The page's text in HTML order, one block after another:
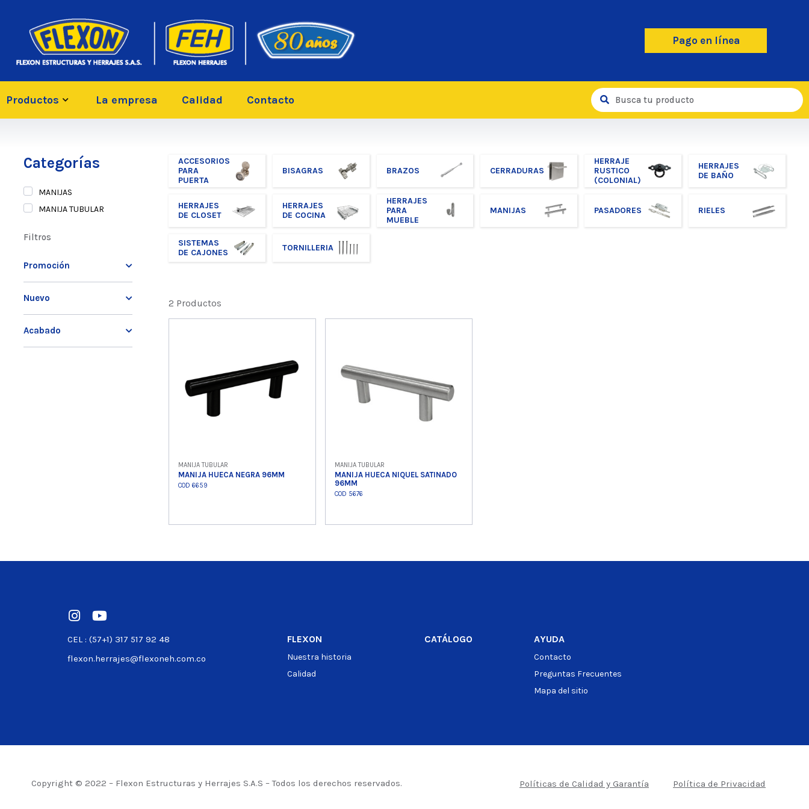
Pago en línea
Productos La empresa Calidad Contacto
Categorías
MANIJAS
MANIJA TUBULAR
Filtros
Promoción
Nuevo
Acabado
ACCESORIOS
PARA
PUERTA
BISAGRAS BRAZOS CERRADURAS
HERRAJE
RUSTICO
(COLONIAL)
HERRAJES
DE BAÑO
HERRAJES
DE CLOSET
HERRAJES
DE COCINA
HERRAJES
PARA
MUEBLE
MANIJAS PASADORES RIELES
SISTEMAS
DE CAJONES
TORNILLERIA
2 Productos
MANIJA TUBULAR
MANIJA HUECA NEGRA 96MM
COD 6659
MANIJA TUBULAR
MANIJA HUECA NIQUEL SATINADO
96MM
COD 5676
CEL : (57+1) 317 517 92 48
flexon.herrajes@flexoneh.com.co
FLEXON
Nuestra historia
Calidad
CATÁLOGO AYUDA
Contacto
Preguntas Frecuentes
Mapa del sitio
Copyright © 2022 – Flexon Estructuras y Herrajes S.A.S – Todos los derechos reservados. Políticas de Calidad y Garantía Política de Privacidad